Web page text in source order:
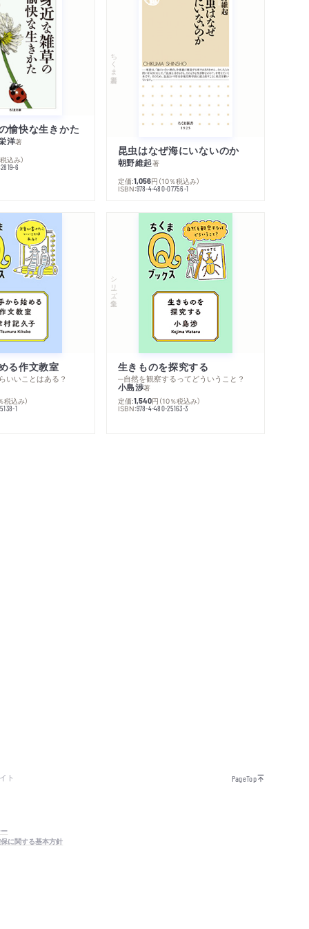
愉快な生きかた
洋著
込み）
6
ちくま新書
昆虫はなぜ海にいないのか
朝野維起著
定価:1,056円 （10％税込み）
ISBN:978-4-480-07756-1
る作文教室
いいことはある？
税込み）
1
シリーズ・全集
生きものを探究する
─自然を観察するってどういうこと？
小島渉著
定価:1,540円 （10％税込み）
ISBN:978-4-480-25163-3
ト
に関する基本方針
PageTop